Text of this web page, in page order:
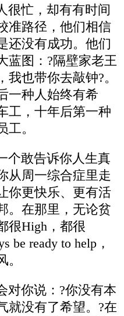
忙，却有有时间
准路径，他们相信
还没有成功。他们
蓝图：?隔壁家老王
也带你去敲钟?。
一种人始终有希
工，十年后第一种
工。
敢告诉你人生真
从周一综合症里走
你更快乐、更有活
。在那里，无论贫
很High，都很
be ready to help，
你说：?你没有本
就没有了希望。?在